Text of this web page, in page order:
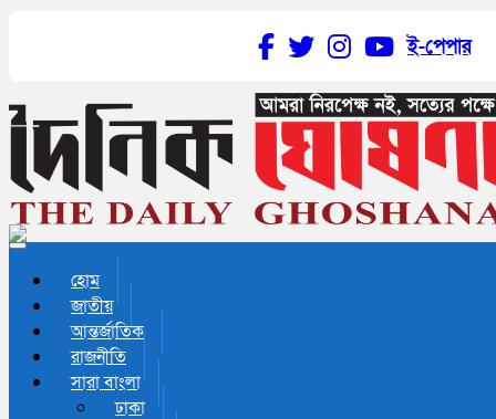
ই-পেপার
Toggle navigation
হোম
জাতীয়
আন্তর্জাতিক
রাজনীতি
সারা বাংলা
ঢাকা